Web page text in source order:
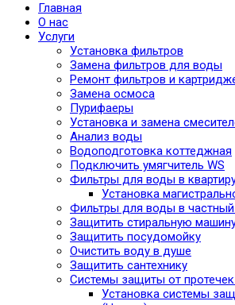
Главная
О нас
Услуги
Установка фильтров
Замена фильтров для воды
Ремонт фильтров и
Замена осмоса
Пурифаеры
Установка и замена
Анализ воды
Водоподготовка коттеджная
Подключить умягчитель WS
Фильтры для воды в
Установка
Фильтры для воды в
Защитить стиральную
Защитить посудомойку
Очистить воду в душе
Защитить сантехнику
Системы защиты от
Установка системы